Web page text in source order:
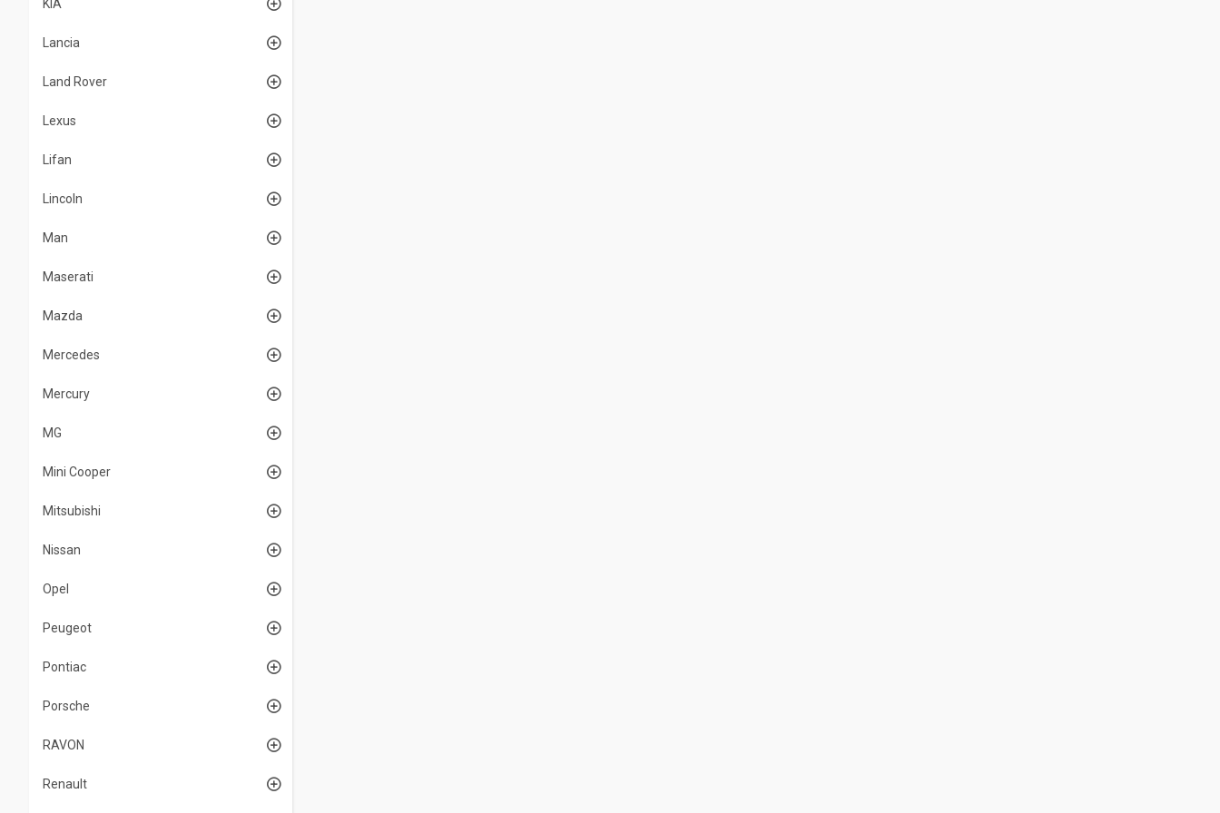
KIA
Lancia
Land Rover
Lexus
Lifan
Lincoln
Man
Maserati
Mazda
Mercedes
Mercury
MG
Mini Cooper
Mitsubishi
Nissan
Opel
Peugeot
Pontiac
Porsche
RAVON
Renault